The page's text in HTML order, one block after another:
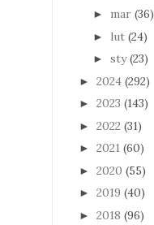
► mar (36)
► lut (24)
► sty (23)
► 2024 (292)
► 2023 (143)
► 2022 (31)
► 2021 (60)
► 2020 (55)
► 2019 (40)
► 2018 (96)